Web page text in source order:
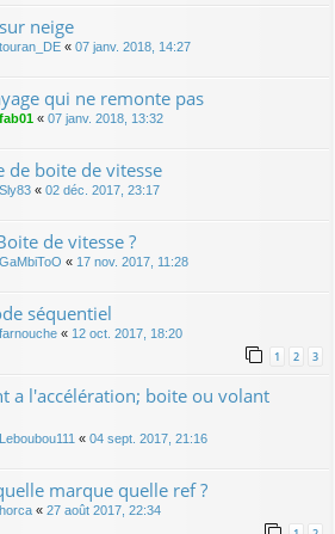
neige
touran_DE « 07 janv. 2018, 14:27
qui ne remonte pas
fab01 « 07 janv. 2018, 13:32
de boite de vitesse
Sly83 « 02 déc. 2017, 23:17
de vitesse ?
GaMbiToO « 17 nov. 2017, 11:28
séquentiel
farnouche « 12 oct. 2017, 18:20
1 2 3
a l'accélération; boite ou volant
Leboubou111 « 04 sept. 2017, 21:16
marque quelle ref ?
horca « 27 août 2017, 22:34